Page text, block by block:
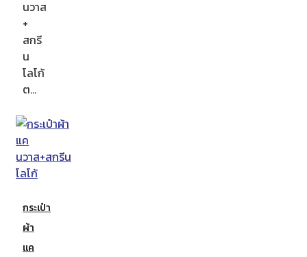
นวาส
+
สกรี
น
โลโก้
ต…
กระเป๋า
ผ้า
แค